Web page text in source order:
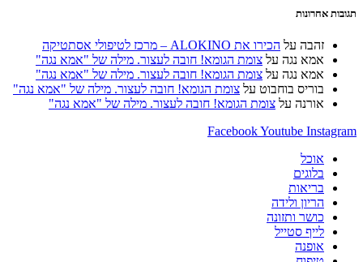
תגובות אחרונות
זהבה על הכירו את ALOKINO – מרכז לטיפולי אסתטיקה
אמא נגה על צומת הגומא! חובה לעצור. מילה של "אמא נגה"
אמא נגה על צומת הגומא! חובה לעצור. מילה של "אמא נגה"
בוריס בוחבוט על צומת הגומא! חובה לעצור. מילה של "אמא נגה"
אורנה על צומת הגומא! חובה לעצור. מילה של "אמא נגה"
FacebookYoutube Instagram
אוכל
בלוגים
בריאות
הריון ולידה
כושר ותזונה
לייף סטייל
אופנה